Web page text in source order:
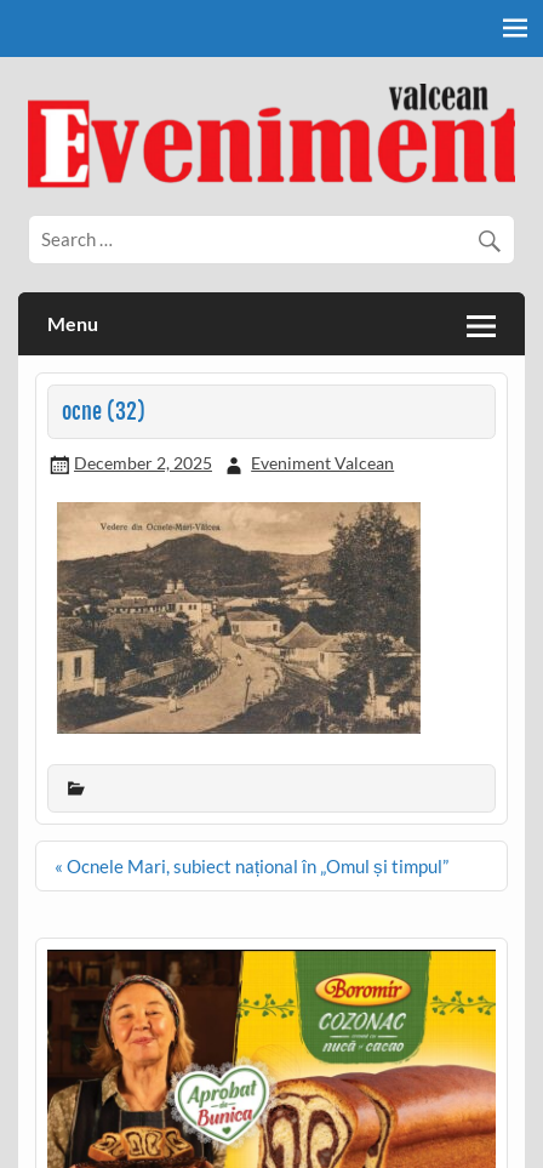
Eveniment Valcean
Menu
ocne (32)
December 2, 2025 Eveniment Valcean
Post
« Ocnele Mari, subiect național în „Omul și timpul”